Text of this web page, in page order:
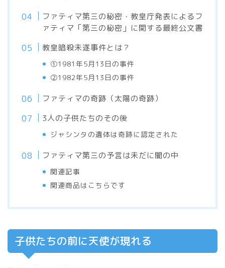
ファティマ第三の秘密・教皇庁発表によるフ
ァティマ「第三の秘密」に関する最終公文書
教皇暗殺未遂事件とは？
①1981年5月13日の事件
②1982年5月13日の事件
ファティマの奇跡（太陽の奇跡）
3人の子供たちのその後
ジャシンタの遺体は奇跡に認定された
ファティマ第三の予言は未だに闇の中
関連記事
関連商品はこちらです
子供たちの前に天使が現れる